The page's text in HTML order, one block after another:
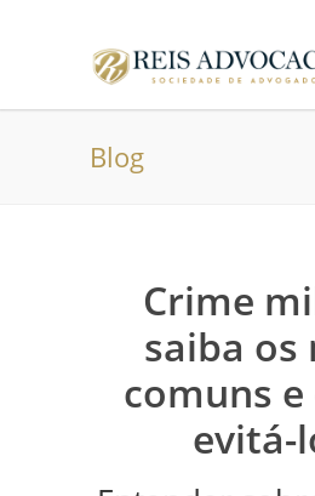
Blog
Crime
saiba os
comuns
evitá-